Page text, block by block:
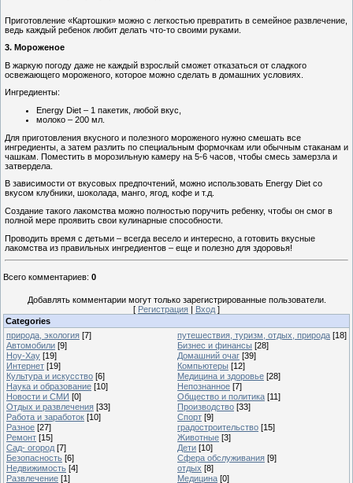
Приготовление «Картошки» можно с легкостью превратить в семейное развлечение,
ведь каждый ребенок любит делать что-то своими руками.
3. Мороженое
В жаркую погоду даже не каждый взрослый сможет отказаться от сладкого
освежающего мороженого, которое можно сделать в домашних условиях.
Ингредиенты:
Energy Diet – 1 пакетик, любой вкус,
молоко – 200 мл.
Для приготовления вкусного и полезного мороженого нужно смешать все
ингредиенты, а затем разлить по специальным формочкам или обычным стаканам и
чашкам. Поместить в морозильную камеру на 5-6 часов, чтобы смесь замерзла и
затвердела.
В зависимости от вкусовых предпочтений, можно использовать Energy Diet со
вкусом клубники, шоколада, манго, ягод, кофе и т.д.
Создание такого лакомства можно полностью поручить ребенку, чтобы он смог в
полной мере проявить свои кулинарные способности.
Проводить время с детьми – всегда весело и интересно, а готовить вкусные
лакомства из правильных ингредиентов – еще и полезно для здоровья!
Всего комментариев: 0
Добавлять комментарии могут только зарегистрированные пользователи.
[ Регистрация | Вход ]
Categories
природа, экология [7] путешествия, туризм, отдых, природа [18]
Автомобили [9] Бизнес и финансы [28]
Ноу-Хау [19] Домашний очаг [39]
Интернет [19] Компьютеры [12]
Культура и искусство [6] Медицина и здоровье [28]
Наука и образование [10] Непознанное [7]
Новости и СМИ [0] Общество и политика [11]
Отдых и развлечения [33] Производство [33]
Работа и заработок [10] Спорт [9]
Разное [27] градостроительство [15]
Ремонт [15] Животные [3]
Сад- огород [7] Дети [10]
Безопасность [6] Сфера обслуживания [9]
Недвижимость [4] отдых [8]
Развлечение [1] Медицина [0]